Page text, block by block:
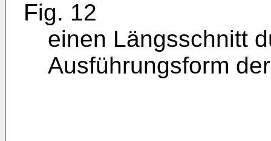
Fig. 12
einen Längsschnitt
Ausführungsform